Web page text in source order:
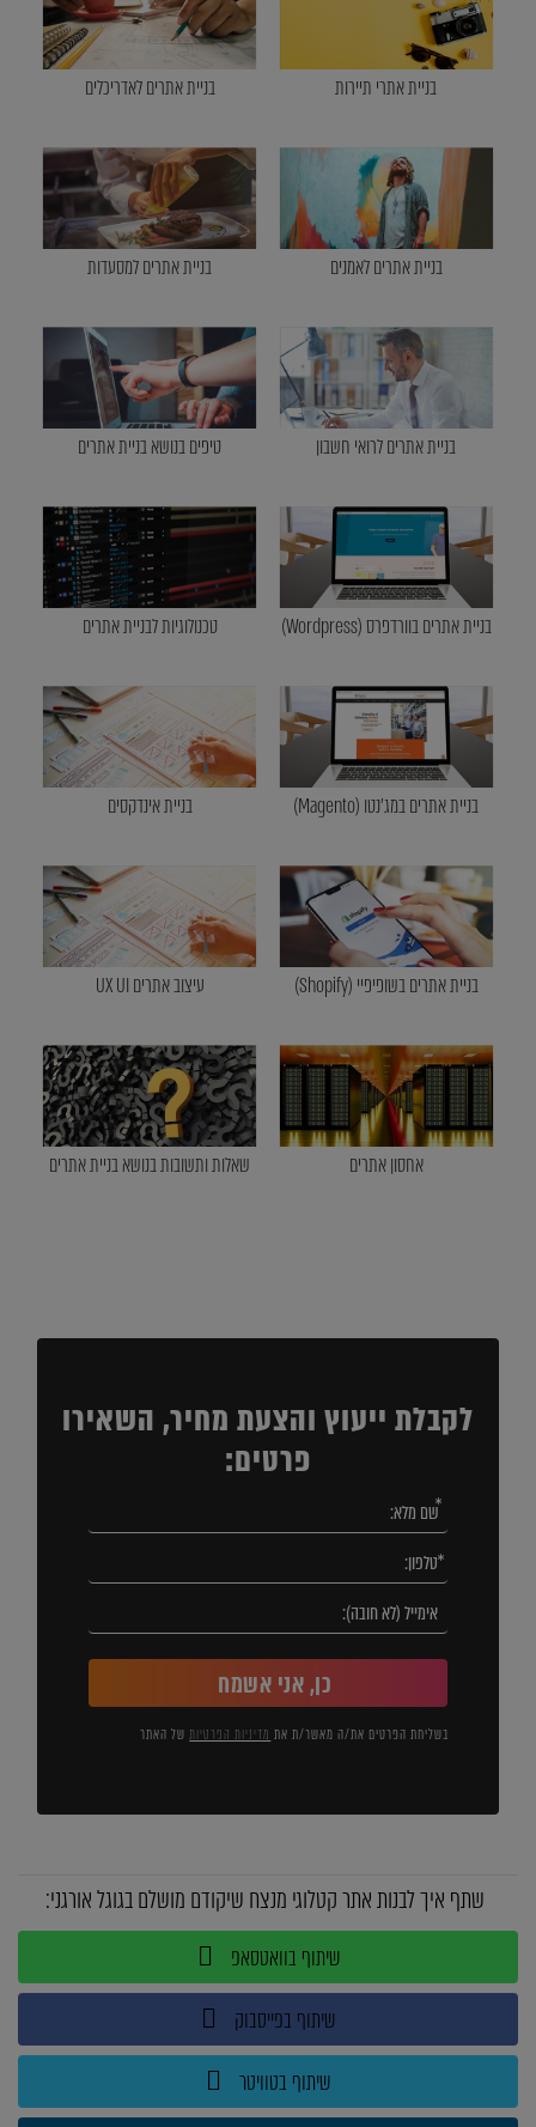
בניית אתרי תיירות בניית אתרים לאדריכלים
בניית אתרים לאמנים בניית אתרים למסעדות
בניית אתרים לרואי חשבון טיפים בנושא בניית אתרים
בניית אתרים בוורדפרס (Wordpress) טכנולוגיות לבניית אתרים
בניית אתרים במג'נטו (Magento) בניית אינדקסים
בניית אתרים בשופיפיי (Shopify) עיצוב אתרים UX UI
אחסון אתרים שאלות ותשובות בנושא בניית אתרים
לקבלת ייעוץ והצעת מחיר, השאירו
פרטים:
כן, אני אשמח
בשליחת הפרטים את/ה מאשר/ת את מדיניות הפרטיותשל האתר
שתף איך לבנות אתר קטלוגי מנצח שיקודם מושלם בגוגל אורגני:
שיתוף בוואטסאפ
שיתוף בפייסבוק
שיתוף בטוויטר